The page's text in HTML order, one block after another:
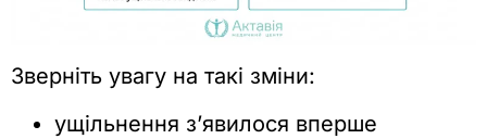
Зверніть увагу на такі зміни:
ущільнення з’явилося вперше